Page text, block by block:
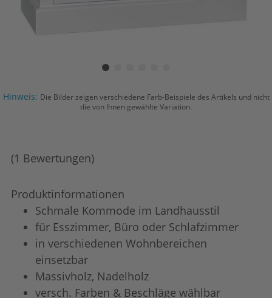
Hinweis: Die Bilder zeigen verschiedene Farb-Beispiele des Artikels und nicht
die von Ihnen gewählte Variation.
(1 Bewertungen)
Produktinformationen
Schmale Kommode im Landhausstil
für Esszimmer, Büro oder Schlafzimmer
in verschiedenen Wohnbereichen
einsetzbar
Massivholz, Nadelholz
versch. Farben & Beschläge wählbar